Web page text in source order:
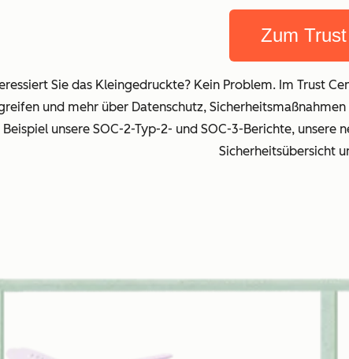
Zum
Sie das Kleingedruckte? Kein Problem. Im Trust
und mehr über Datenschutz,
Beispiel unsere SOC-2-Typ-2- und SOC-3-Berichte,
Sicherheitsübersicht